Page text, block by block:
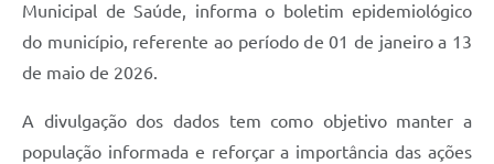
Municipal de Saúde, informa o boletim epidemiológico
do município, referente ao período de 01 de janeiro a 13
de maio de 2026.
A divulgação dos dados tem como objetivo manter a
população informada e reforçar a importância das ações